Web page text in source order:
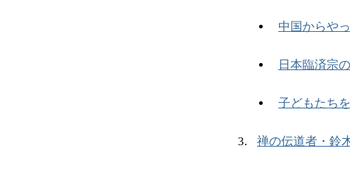
中国からや
日本臨済宗
子どもたち
禅の伝道者・鈴